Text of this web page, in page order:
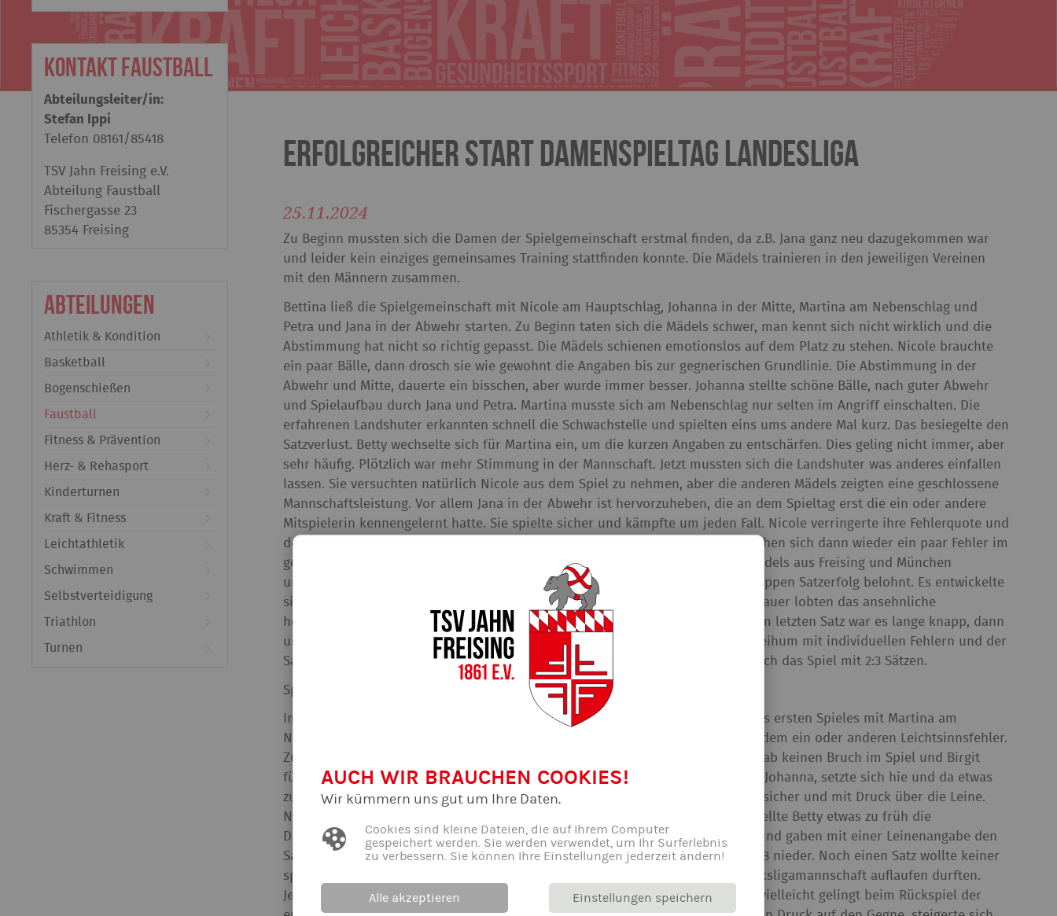
Kontakt Faustball
Abteilungsleiter/in:
Stefan Ippi
Telefon 08161/85418
TSV Jahn Freising e.V.
Abteilung Faustball
Fischergasse 23
85354 Freising
Abteilungen
Athletik & Kondition
Basketball
Bogenschießen
Faustball
Fitness & Prävention
Herz- & Rehasport
Kinderturnen
Kraft & Fitness
Leichtathletik
Schwimmen
Selbstverteidigung
Triathlon
Turnen
Erfolgreicher Start Damenspieltag Landesliga
25.11.2024
Zu Beginn mussten sich die Damen der Spielgemeinschaft erstmal finden, da z.B. Jana ganz neu dazugekommen war
und leider kein einziges gemeinsames Training stattfinden konnte. Die Mädels trainieren in den jeweiligen Vereinen
mit den Männern zusammen.
Bettina ließ die Spielgemeinschaft mit Nicole am Hauptschlag, Johanna in der Mitte, Martina am Nebenschlag und
Petra und Jana in der Abwehr starten. Zu Beginn taten sich die Mädels schwer, man kennt sich nicht wirklich und die
Abstimmung hat nicht so richtig gepasst. Die Mädels schienen emotionslos auf dem Platz zu stehen. Nicole brauchte
ein paar Bälle, dann drosch sie wie gewohnt die Angaben bis zur gegnerischen Grundlinie. Die Abstimmung in der
Abwehr und Mitte, dauerte ein bisschen, aber wurde immer besser. Johanna stellte schöne Bälle, nach guter Abwehr
und Spielaufbau durch Jana und Petra. Martina musste sich am Nebenschlag nur selten im Angriff einschalten. Die
erfahrenen Landshuter erkannten schnell die Schwachstelle und spielten eins ums andere Mal kurz. Das besiegelte den
Satzverlust. Betty wechselte sich für Martina ein, um die kurzen Angaben zu entschärfen. Dies geling nicht immer, aber
sehr häufig. Plötzlich war mehr Stimmung in der Mannschaft. Jetzt mussten sich die Landshuter was anderes einfallen
lassen. Sie versuchten natürlich Nicole aus dem Spiel zu nehmen, aber die anderen Mädels zeigten eine geschlossene
Mannschaftsleistung. Vor allem Jana in der Abwehr ist hervorzuheben, die an dem Spieltag erst die ein oder andere
Mitspielerin kennengelernt hatte. Sie spielte sicher und kämpfte um jeden Fall. Nicole verringerte ihre Fehlerquote und
der zweite Satz ging verdient an die Spielgemeinschaft. Im nächsten Satz schlichen sich dann wieder ein paar Fehler im
gesamten Spiel ein und der nächste Satz ging an Landshut. Jetzt wollten die Mädels aus Freising und München
unbedingt nach Sätzen ausgleichen. Sie gaben alles und wurden mit einem knappen Satzerfolg belohnt. Es entwickelte
sich ein regelrechter Schlagabtausch und das Spiel ging hin und her. Die Zuschauer lobten das ansehnliche
hochklassige Damenspiel, es war eine Topleistung von beiden Mannschaften. Im letzten Satz war es lange knapp, dann
unterlief Bettina mit einem riskanten Schlag der erste Fehler, danach ging es reihum mit individuellen Fehlern und der
Satzverlust war besiegelt. So verlor man nach ganz starker Gegenwehr doch noch das Spiel mit 2:3 Sätzen.
Spiel gegen Gerzen: 11:7; 11:8; 10:12; 11:8
Im zweiten Spiel gegen Gerzen startete die Spielgemeinschaft wie zu Beginn des ersten Spieles mit Martina am
Nebenschlag. Man begann hochkonzentriert und gewann den ersten Satz trotz dem ein oder anderen Leichtsinnsfehler.
Zum Zweiten Satz kam dann Birgit zu ihrem Einsatz und Martina ging raus. Es gab keinen Bruch im Spiel und Birgit
fügte sich gut ins Mannschaftsgefüge ein. Birgit eher laut stark, verglichen mit Johanna, setzte sich hie und da etwas
zu häufig durch beim Ball aufstellen, aber Nicole spielt die Bälle auch aus 5 m sicher und mit Druck über die Leine.
Nach dem zweiten Satzbeginn und einem kleinen Vorsprung im Dritten Satz, stellte Betty etwas zu früh die
Damengetränke zum Anstoßen bereit. Plötzlich hatten die Damen zu kämpfen und gaben mit einer Leinenangabe den
Satz mit 10:12 ab. Man fing sich aber schnell wieder und kämpfte Gerzen mit 11:8 nieder. Noch einen Satz wollte keiner
spielen, da einige Damen am nächsten Tag schon wieder mit der Männer Bezirksligamannschaft auflaufen durften.
Jetzt gab es den wohlverdienten Umtrunk. Es war ein gelungener Spieltag und vielleicht gelingt beim Rückspiel der
AUCH WIR BRAUCHEN COOKIES!
Wir kümmern uns gut um Ihre Daten.
Cookies sind kleine Dateien, die auf Ihrem Computer
gespeichert werden. Sie werden verwendet, um Ihr Surferlebnis
zu verbessern. Sie können Ihre Einstellungen jederzeit ändern!
Alle akzeptieren Einstellungen speichern